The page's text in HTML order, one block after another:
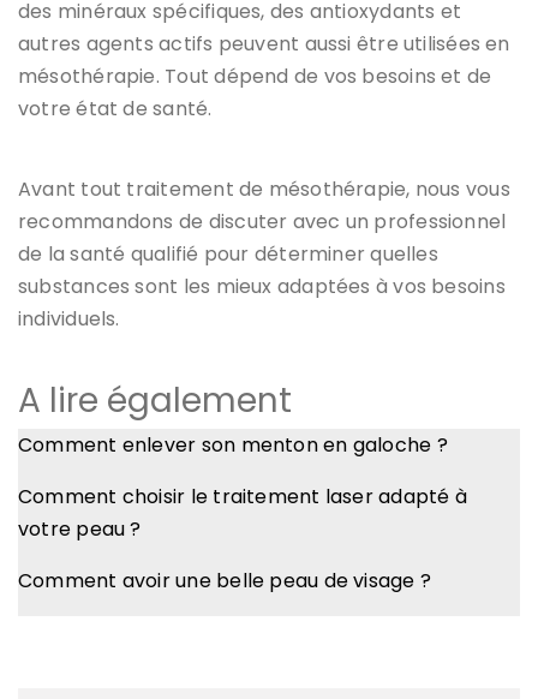
des minéraux spécifiques, des antioxydants et
autres agents actifs peuvent aussi être utilisées en
mésothérapie. Tout dépend de vos besoins et de
votre état de santé.
Avant tout traitement de mésothérapie, nous vous
recommandons de discuter avec un professionnel
de la santé qualifié pour déterminer quelles
substances sont les mieux adaptées à vos besoins
individuels.
A lire également
Comment enlever son menton en galoche ?
Comment choisir le traitement laser adapté à
votre peau ?
Comment avoir une belle peau de visage ?